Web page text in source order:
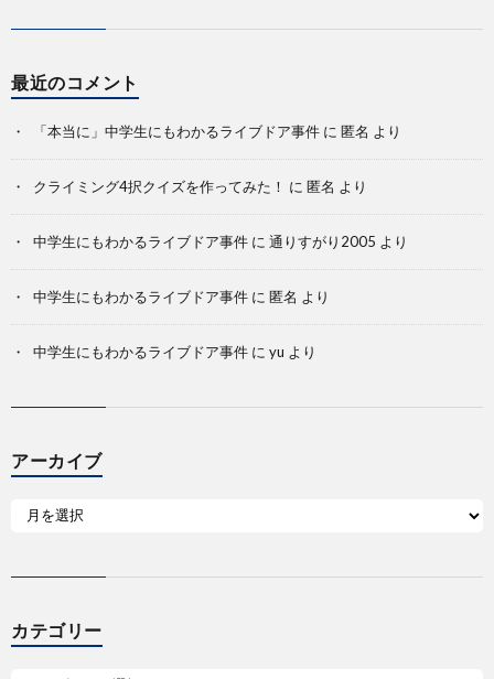
最近のコメント
「本当に」中学生にもわかるライブドア事件 に 匿名 より
クライミング4択クイズを作ってみた！ に 匿名 より
中学生にもわかるライブドア事件 に 通りすがり2005 より
中学生にもわかるライブドア事件 に 匿名 より
中学生にもわかるライブドア事件 に yu より
アーカイブ
カテゴリー